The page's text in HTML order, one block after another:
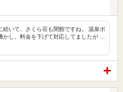
続いて、さくら荘も閉館ですね。 温泉ポ
かし、料金を下げて対応してましたが …